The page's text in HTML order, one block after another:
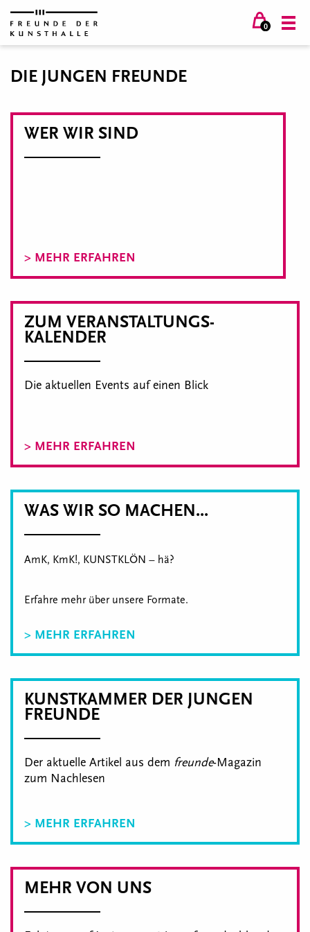
0
DIE JUNGEN FREUNDE
WER WIR SIND
> MEHR ERFAHREN
ZUM VERANSTALTUNGS-
KALENDER
Die aktuellen Events auf einen Blick
> MEHR ERFAHREN
WAS WIR SO MACHEN...
AmK, KmK!, KUNSTKLÖN – hä?
Erfahre mehr über unsere Formate.
> MEHR ERFAHREN
KUNSTKAMMER DER JUNGEN
FREUNDE
Der aktuelle Artikel aus dem freunde-Magazin
zum Nachlesen
> MEHR ERFAHREN
MEHR VON UNS